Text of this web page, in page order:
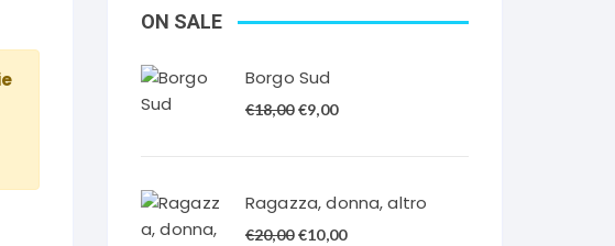
ON SALE
Borgo Sud
€18,00 Il
€18,00.
€9,00Il
€9,00.
Ragazza, donna, altro
€20,00 Il
€10,00Il